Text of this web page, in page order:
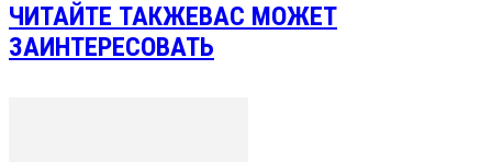
ЧИТАЙТЕ ТАКЖЕВАС МОЖЕТ
ЗАИНТЕРЕСОВАТЬ